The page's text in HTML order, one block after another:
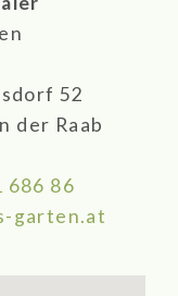
52
der Raab
686 86
garten.at